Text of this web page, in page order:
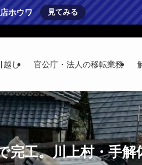
ホウワ 見てみる
越し 官公庁・法人の移転業務
工。川上村・手解